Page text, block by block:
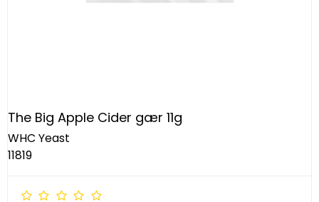
The Big Apple Cider gær 11g
WHC Yeast
11819